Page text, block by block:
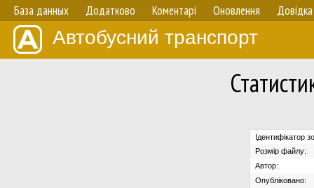
База данных Додатково Коментарі Оновлення Довідка
Автобусний транспорт
Ідентифікатор
Розмір файлу:
Автор:
Опубліковано: